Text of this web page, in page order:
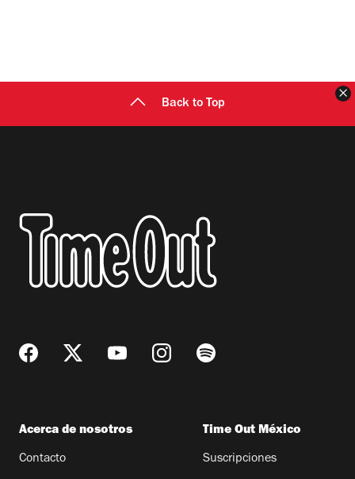
Back to Top
Acerca de nosotros
Contacto
Time Out México
Suscripciones